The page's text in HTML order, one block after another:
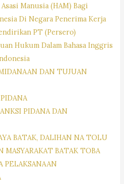
Manusia (HAM) Bagi
Di Negara Penerima Kerja
PT (Persero)
Hukum Dalam Bahasa Inggris
DAN TUJUAN
PIDANA DAN
BATAK, DALIHAN NA TOLU
MASYARAKAT BATAK TOBA
PELAKSANAAN